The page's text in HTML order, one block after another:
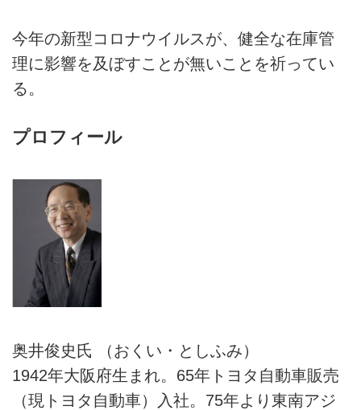
今年の新型コロナウイルスが、健全な在庫管
理に影響を及ぼすことが無いことを祈ってい
る。
プロフィール
奥井俊史氏 （おくい・としふみ）
1942年大阪府生まれ。65年トヨタ自動車販売
（現トヨタ自動車）入社。75年より東南アジ